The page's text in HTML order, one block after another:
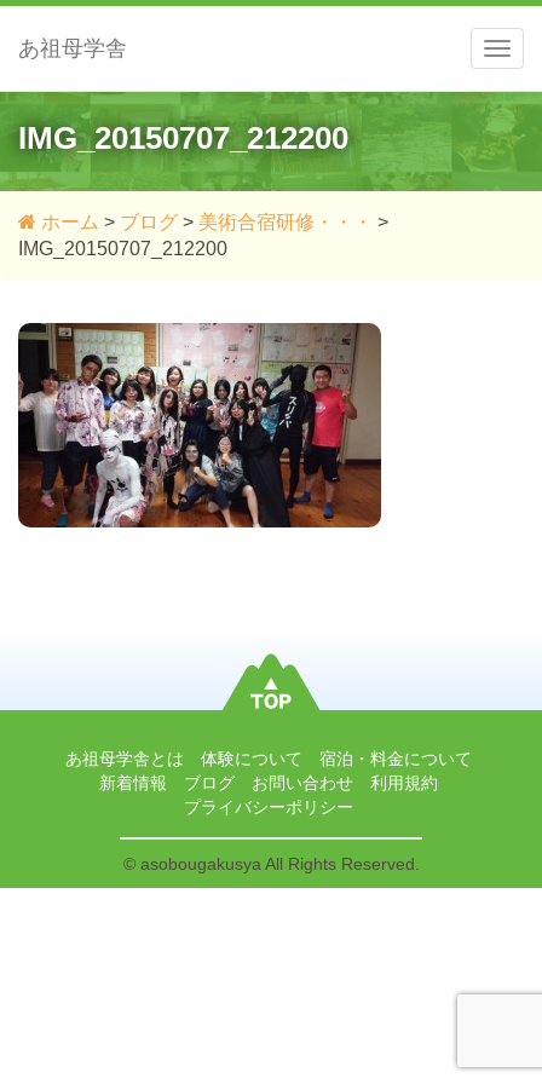
メ
ニ
ー
あ祖母学舎
IMG_20150707_212200
ホーム > ブログ > 美術合宿研修・・・ >
IMG_20150707_212200
あ祖母学舎とは 体験について
宿泊・料金について
新着情報
ブログ お問い合わせ
利用規約
プライバシーポリシー
© asobougakusya All Rights Reserved.